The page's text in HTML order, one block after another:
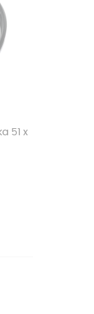
51 x